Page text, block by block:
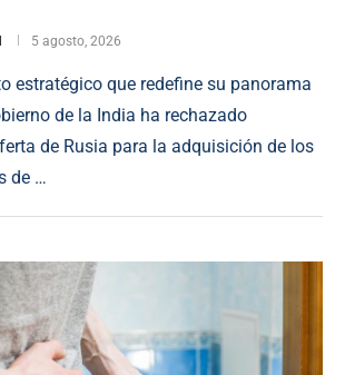
5 agosto, 2026
estratégico que redefine su panorama
de la India ha rechazado
de Rusia para la adquisición de los
de …